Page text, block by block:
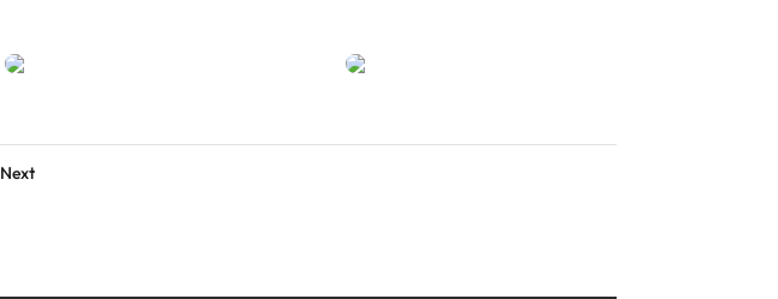
Next